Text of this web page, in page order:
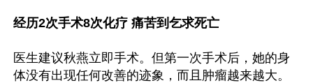
经历2次手术8次化疗 痛苦到乞求死亡
医生建议秋燕立即手术。但第一次手术后，她的身
体没有出现任何改善的迹象，而且肿瘤越来越大。